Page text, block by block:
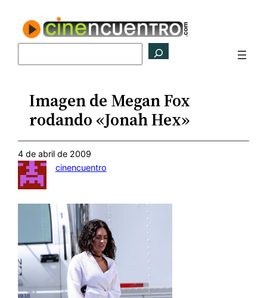
contenido
Imagen de Megan Fox
rodando «Jonah Hex»
4 de abril de 2009
cinencuentro